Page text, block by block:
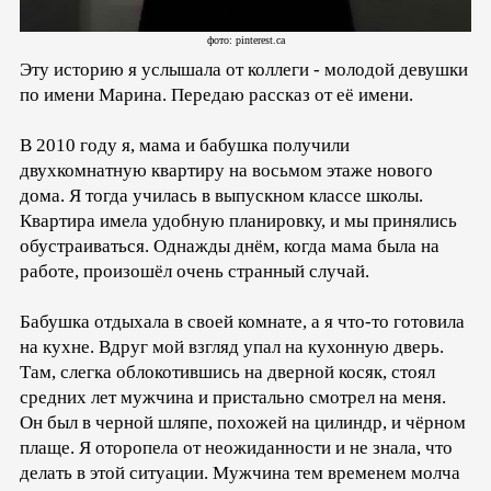
фото: pinterest.ca
Эту историю я услышала от коллеги - молодой девушки
по имени Марина. Передаю рассказ от её имени.
В 2010 году я, мама и бабушка получили
двухкомнатную квартиру на восьмом этаже нового
дома. Я тогда училась в выпускном классе школы.
Квартира имела удобную планировку, и мы принялись
обустраиваться. Однажды днём, когда мама была на
работе, произошёл очень странный случай.
Бабушка отдыхала в своей комнате, а я что-то готовила
на кухне. Вдруг мой взгляд упал на кухонную дверь.
Там, слегка облокотившись на дверной косяк, стоял
средних лет мужчина и пристально смотрел на меня.
Он был в черной шляпе, похожей на цилиндр, и чёрном
плаще. Я оторопела от неожиданности и не знала, что
делать в этой ситуации. Мужчина тем временем молча